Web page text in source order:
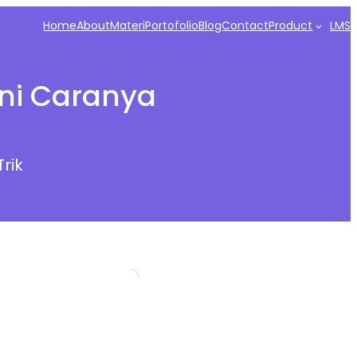
HomeAboutMateriPortofolioBlogContactProduct LMS
Caranya